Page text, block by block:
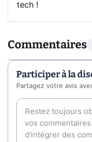
tech !
Commentaires
Participer à la
Partagez votre avis